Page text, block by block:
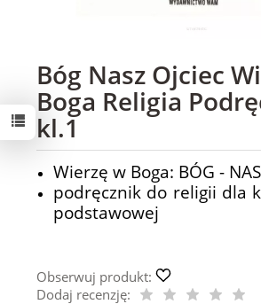
Bóg Nasz Ojciec
Boga Religia
kl.1
Wierzę w Boga: BÓG -
podręcznik do religii dla
podstawowej
Obserwuj produkt:
Dodaj recenzję: